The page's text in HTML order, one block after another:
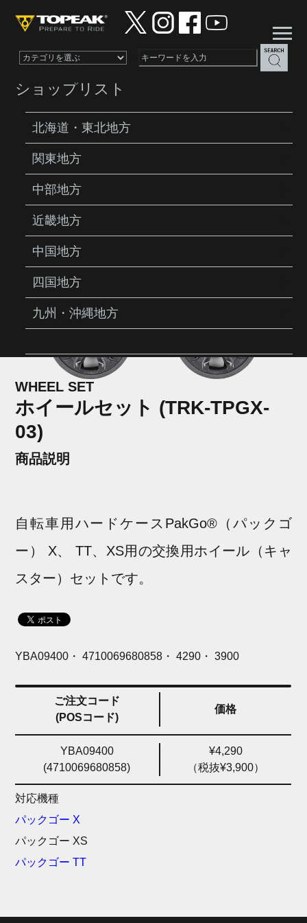
ショップリスト
北海道・東北地方
関東地方
中部地方
近畿地方
中国地方
四国地方
九州・沖縄地方
よくあるご質問
テクノロジー
ヒストリー
PRODUCTS
WHEEL SET
ホイールセット (TRK-TPGX-
03)
商品説明
自転車用ハードケースPakGo®（パックゴ
ー） X、 TT、XS用の交換用ホイール（キャ
スター）セットです。
YBA09400・ 4710069680858・ 4290・ 3900
ご注文コード
(POSコード)
価格
YBA09400
(4710069680858)
¥4,290
（税抜¥3,900）
対応機種
パックゴー X
パックゴー XS
パックゴー TT